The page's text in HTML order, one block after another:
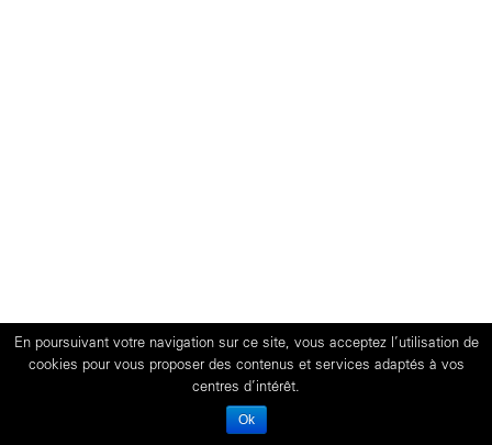
En poursuivant votre navigation sur ce site, vous acceptez l’utilisation de
cookies pour vous proposer des contenus et services adaptés à vos
centres d’intérêt.
Ok